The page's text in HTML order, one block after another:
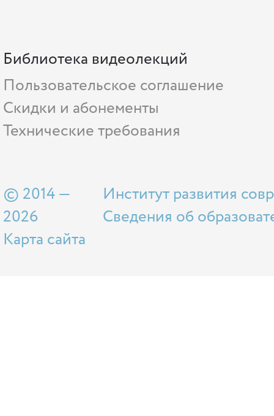
Библиотека видеолекций
Пользовательское соглашение
Скидки и абонементы
Технические требования
© 2014 —
2026
Карта сайта
Институт развития
Сведения об